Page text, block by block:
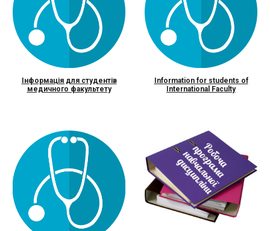
Інформація для студентів
медичного факультету
Information for students of
International Faculty